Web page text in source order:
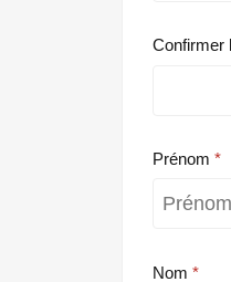
Confirmer
Prénom
Nom